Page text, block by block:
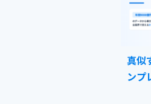
真似
ンプ